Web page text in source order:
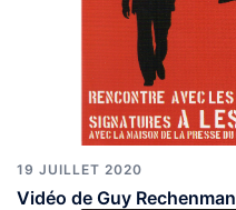
19 JUILLET 2020
Vidéo de Guy Rechenman